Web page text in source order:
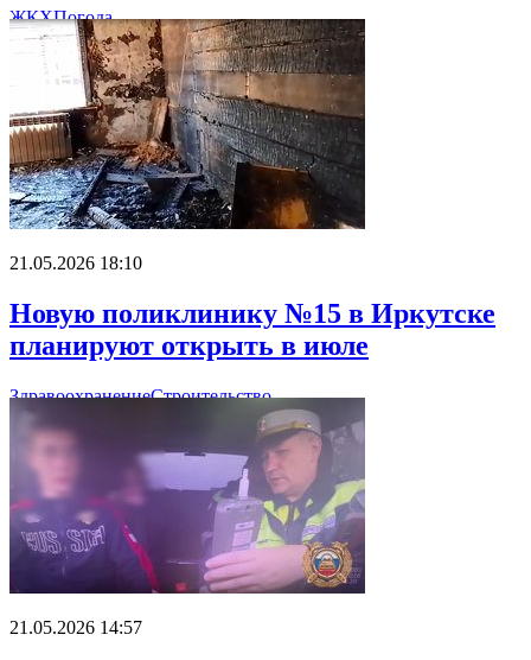
ЖКХПогода
21.05.2026 18:10
Новую поликлинику №15 в Иркутске
планируют открыть в июле
ЗдравоохранениеСтроительство
21.05.2026 14:57